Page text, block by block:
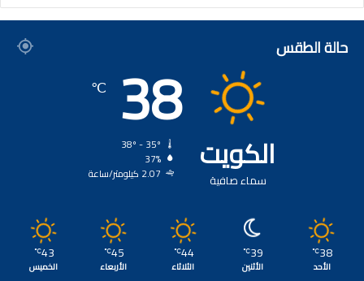
حالة الطقس
الكويت
سماء صافية
38
℃
37%
2.07 كيلومتر/ساعة
38
℃
الأحد
39
℃
الأثنين
44
℃
الثلاثاء
45
℃
الأربعاء
43
℃
الخميس